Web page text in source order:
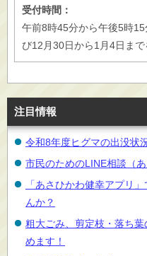
受付時間：
午前8時45分から午後5時
び12月30日から1月4日まで
注目情報
令和8年度ヒグマの出没状
市民のためのLINE相談（あ
「あさひかわ健幸アプリ
んか？
粗大ごみ、剪定枝・落ち
めます！